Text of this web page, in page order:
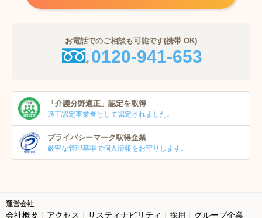
お電話でのご相談も可能です(携帯 OK)
0120-941-653
「介護分野適正」 認定を取得
適正認定事業者として認定されました。
プライバシーマーク取得企業
厳密な管理基準で個人情報をお守りします。
運営会社
会社概要 アクセス サスティナビリティ 採用 グループ企業